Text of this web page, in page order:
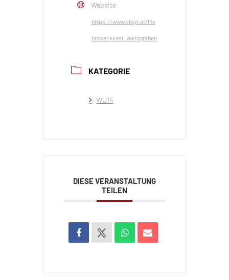
Website
https://www.steyr.at/Me
hrzwecksaal_Wehrgraben
KATEGORIE
WU14
DIESE VERANSTALTUNG
TEILEN